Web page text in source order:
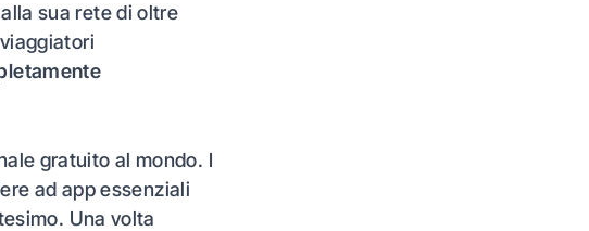
sua rete di oltre
gratuito al mondo. I
ad app essenziali
Una volta